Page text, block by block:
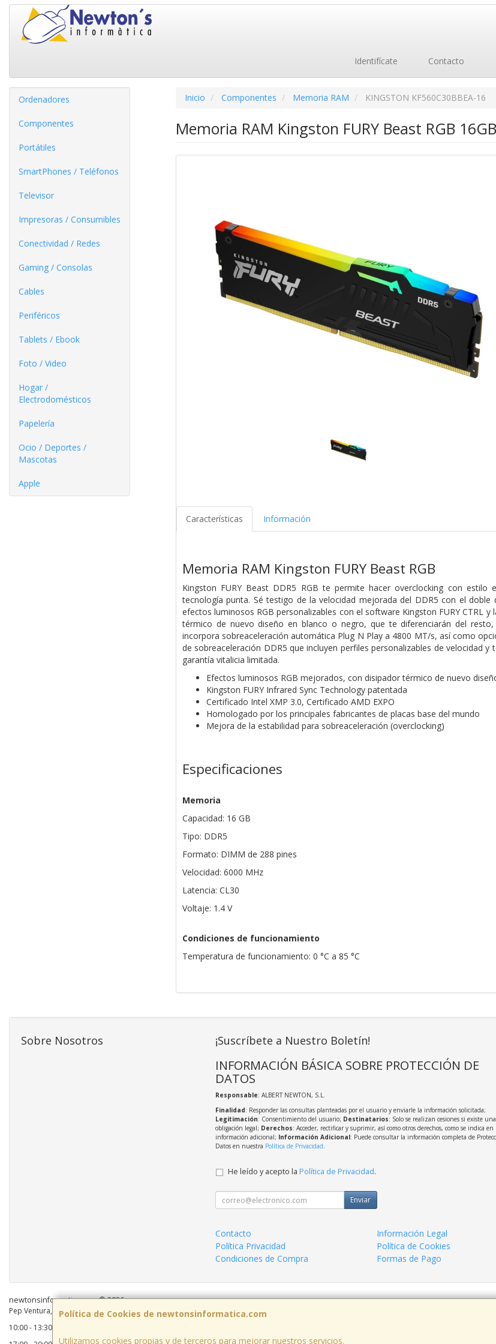
Identifícate Contacto
Ordenadores
Componentes
Portátiles
SmartPhones / Teléfonos
Televisor
Impresoras / Consumibles
Conectividad / Redes
Gaming / Consolas
Cables
Periféricos
Tablets / Ebook
Foto / Video
Hogar /
Electrodomésticos
Papelería
Ocio / Deportes /
Mascotas
Apple
Inicio Componentes Memoria RAM KINGSTON KF560C30BBEA-16
Memoria RAM Kingston FURY Beast RGB
Características Información
Memoria RAM Kingston FURY Beast RGB
Kingston FURY Beast DDR5 RGB te permite hacer overclocking con
tecnología punta. Sé testigo de la velocidad mejorada del DDR5 con el
efectos luminosos RGB personalizables con el software Kingston FURY CTRL
térmico de nuevo diseño en blanco o negro, que te diferenciarán del
incorpora sobreaceleración automática Plug N Play a 4800 MT/s, así como
de sobreaceleración DDR5 que incluyen perfiles personalizables de velocidad
garantía vitalicia limitada.
Efectos luminosos RGB mejorados, con disipador térmico de nuevo
Kingston FURY Infrared Sync Technology patentada
Certificado Intel XMP 3.0, Certificado AMD EXPO
Homologado por los principales fabricantes de placas base del mundo
Mejora de la estabilidad para sobreaceleración (overclocking)
Especificaciones
Memoria
Capacidad: 16 GB
Tipo: DDR5
Formato: DIMM de 288 pines
Velocidad: 6000 MHz
Latencia: CL30
Voltaje: 1.4 V
Condiciones de funcionamiento
Temperatura de funcionamiento: 0 °C a 85 °C
Política de Cookies de newtonsinformatica.com
Utilizamos cookies propias y de terceros para mejorar nuestros servicios.
Sobre Nosotros ¡Suscríbete a Nuestro Boletín!
INFORMACIÓN BÁSICA SOBRE PROTECCIÓN DE
DATOS
Responsable: ALBERT NEWTON, S.L.
Finalidad: Responder las consultas planteadas por el usuario y enviarle la información solicitada;
Legitimación: Consentimiento del usuario; Destinatarios: Solo se realizan cesiones si existe una
obligación legal; Derechos: Acceder, rectificar y suprimir, así como otros derechos, como se indica en
información adicional; Información Adicional: Puede consultar la información completa de
Datos en nuestra Política de Privacidad.
He leído y acepto la Política de Privacidad.
Enviar
Contacto
Información Legal
Política Privacidad
Política de Cookies
Condiciones de Compra
Formas de Pago
newtonsinformatica.com © 2026
Pep Ventura, 55 Local 2, 08810, Barcelona, España. - C.I.F.: B59883041 - Tel: 938963820
10:00 - 13:30